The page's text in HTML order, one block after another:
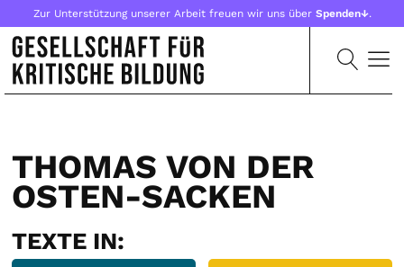
Zur Unterstützung unserer Arbeit freuen wir uns über Spenden↓.
THOMAS VON DER
OSTEN-SACKEN
TEXTE IN: